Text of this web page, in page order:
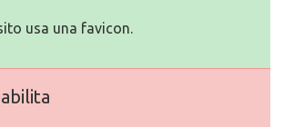
usa una favicon.